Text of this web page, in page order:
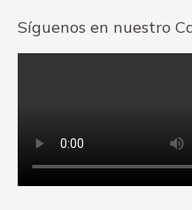
Síguenos en nuestro